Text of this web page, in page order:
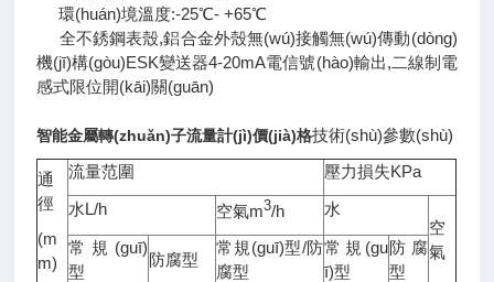
環(huán)境溫度:-25℃- +65℃
全不銹鋼表殼,鋁合金外殼無(wú)接觸無(wú)傳動(dòng)
機(jī)構(gòu)ESK變送器4-20mA電信號(hào)輸出,二線制電
感式限位開(kāi)關(guān)
智能金屬轉(zhuǎn)子流量計(jì)價(jià)格技術(shù)參數(shù)
通
徑
(m
m)
流量范圍
壓力損失KPa
水L/h
空氣m3/h
水
空
氣
常規(guī)
型
防腐型
常規(guī)型/防
腐型
常規(gu
ī)型
防腐
型